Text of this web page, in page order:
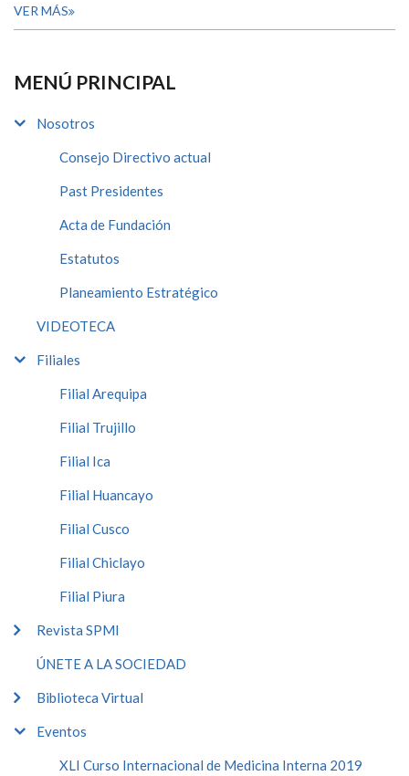
VER MÁS
MENÚ PRINCIPAL
Nosotros
Consejo Directivo actual
Past Presidentes
Acta de Fundación
Estatutos
Planeamiento Estratégico
VIDEOTECA
Filiales
Filial Arequipa
Filial Trujillo
Filial Ica
Filial Huancayo
Filial Cusco
Filial Chiclayo
Filial Piura
Revista SPMI
ÚNETE A LA SOCIEDAD
Biblioteca Virtual
Eventos
XLI Curso Internacional de Medicina Interna 2019